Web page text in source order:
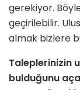
gerekiyor.
geçirilebilir.
almak bizlere
Taleplerinizin
bulduğunu